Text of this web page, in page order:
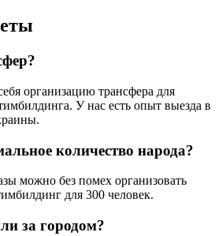
организацию трансфера для
У нас есть опыт выезда в
количество народа?
можно без помех организовать
для 300 человек.
за городом?